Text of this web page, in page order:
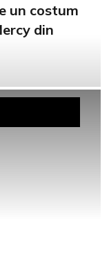
un costum
din